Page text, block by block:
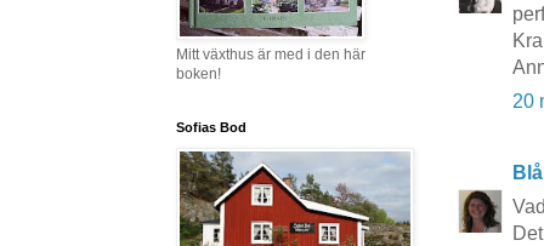
20
Mitt växthus är med i den här
boken!
Sofias Bod